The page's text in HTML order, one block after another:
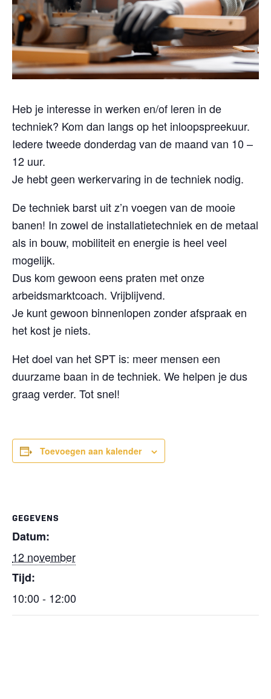
Heb je interesse in werken en/of leren in de
techniek? Kom dan langs op het inloopspreekuur.
Iedere tweede donderdag van de maand van 10 –
12 uur.
Je hebt geen werkervaring in de techniek nodig.
De techniek barst uit z’n voegen van de mooie
banen! In zowel de installatietechniek en de metaal
als in bouw, mobiliteit en energie is heel veel
mogelijk.
Dus kom gewoon eens praten met onze
arbeidsmarktcoach. Vrijblijvend.
Je kunt gewoon binnenlopen zonder afspraak en
het kost je niets.
Het doel van het SPT is: meer mensen een
duurzame baan in de techniek. We helpen je dus
graag verder. Tot snel!
Toevoegen aan kalender
GEGEVENS
Datum:
12 november
Tijd:
10:00 - 12:00